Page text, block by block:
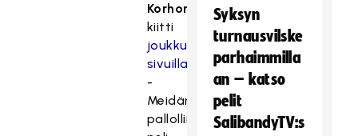
Korhonen
kiitti
joukkueensa
sivuilla
-
Meidän
pallollinen
Syksyn
turnausvilske
parhaimmilla
an – katso
pelit
SalibandyTV:s